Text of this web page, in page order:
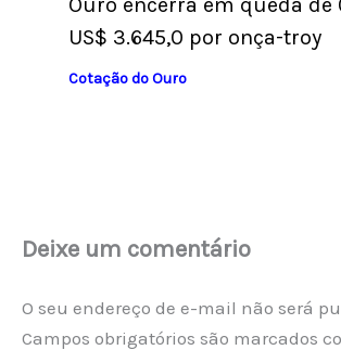
Ouro encerra em queda de
US$ 3.645,0 por onça-troy
Cotação do Ouro
Deixe um comentário
O seu endereço de e-mail não será
Campos obrigatórios são marcados